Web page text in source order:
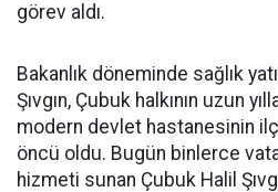
görev aldı.
Bakanlık döneminde sağlık
Şıvgın, Çubuk halkının uzun
modern devlet hastanesinin
öncü oldu. Bugün binlerce
hizmeti sunan Çubuk Halil